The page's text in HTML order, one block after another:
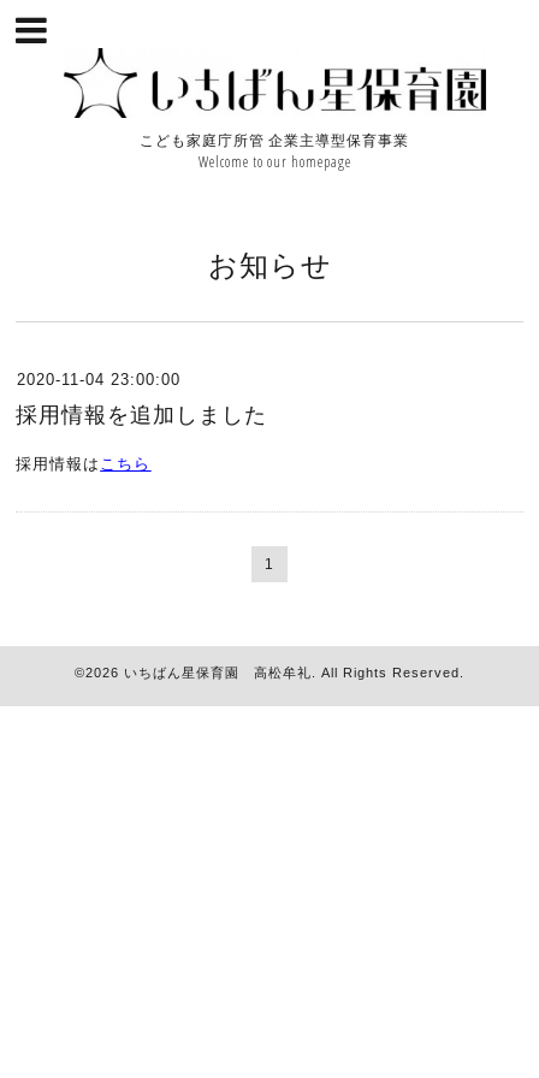
こども家庭庁所管 企業主導型保育事業
Welcome to our homepage
お知らせ
2020-11-04 23:00:00
採用情報を追加しました
採用情報は こちら
1
©2026 いちばん星保育園 高松牟礼 . All Rights Reserved.